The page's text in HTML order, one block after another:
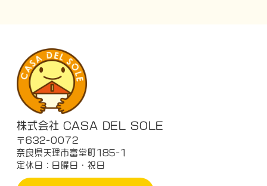
株式会社 CASA DEL SOLE
〒632-0072
奈良県天理市富堂町185-1
定休日：日曜日・祝日